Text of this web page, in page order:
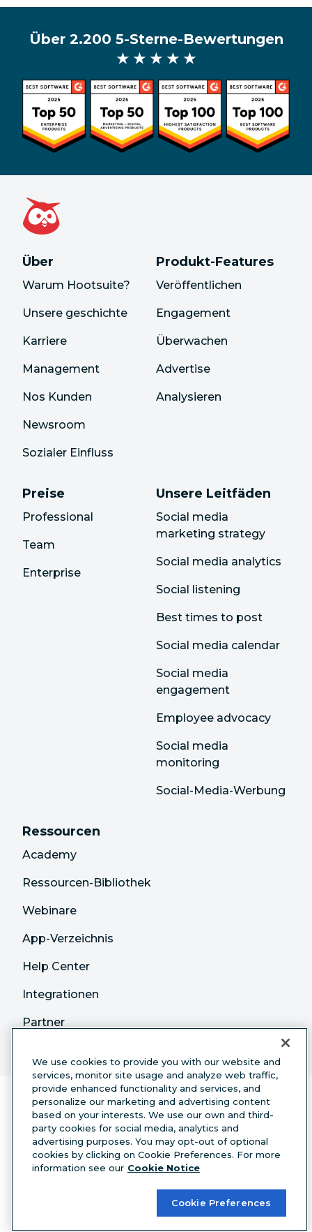
Über 2.200 5-Sterne-Bewertungen
★ ★ ★ ★ ★
Über
Warum Hootsuite?
Unsere geschichte
Karriere
Management
Nos Kunden
Newsroom
Sozialer Einfluss
Produkt-Features
Veröffentlichen
Engagement
Überwachen
Advertise
Analysieren
Preise
Professional
Team
Enterprise
Unsere Leitfäden
Social media
marketing strategy
Social media analytics
Social listening
Best times to post
Social media calendar
Social media
engagement
Employee advocacy
Social media
monitoring
Social-Media-Werbung
Ressourcen
Academy
Ressourcen-Bibliothek
Webinare
App-Verzeichnis
Help Center
Integrationen
Partner
Deutsch
Trust Center Privacy
Cookie
Accessibility
We use cookies to provide you with our website and
services, monitor site usage and analyze web traffic,
provide enhanced functionality and services, and
personalize our marketing and advertising content
based on your interests. We use our own and third-
party cookies for social media, analytics and
advertising purposes. You may opt-out of optional
cookies by clicking on Cookie Preferences. For more
information see our Cookie Notice
Cookie Preferences